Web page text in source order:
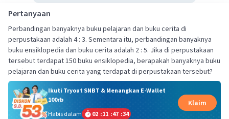
Pertanyaan
Perbandingan banyaknya buku pelajaran dan buku cerita di
perpustakaan adalah 4 : 3. Sementara itu, perbandingan banyaknya
buku ensiklopedia dan buku cerita adalah 2 : 5. Jika di perpustakaan
tersebut terdapat 150 buku ensiklopedia, berapakah banyaknya buku
pelajaran dan buku cerita yang terdapat di perpustakaan tersebut?
Ikuti Tryout SNBT & Menangkan E-Wallet
100rb
Habis dalam
02 :11 :47 :34
Klaim